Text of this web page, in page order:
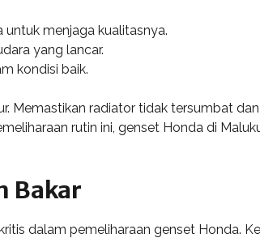
untuk menjaga kualitasnya.
yang lancar.
kondisi baik.
Memastikan radiator tidak tersumbat
rutin ini, genset Honda di
Bakar
dalam pemeliharaan genset Honda.